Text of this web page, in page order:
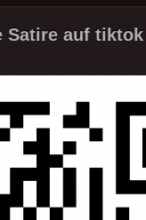
Satire auf tiktok